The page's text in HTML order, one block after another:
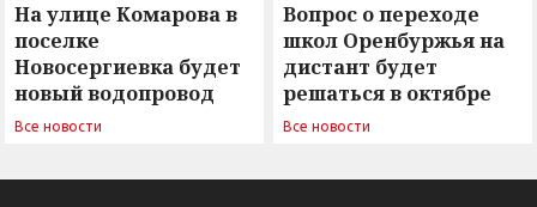
На улице Комарова в
поселке
Новосергиевка будет
новый водопровод
Все новости
Вопрос о переходе
школ Оренбуржья на
дистант будет
решаться в октябре
Все новости